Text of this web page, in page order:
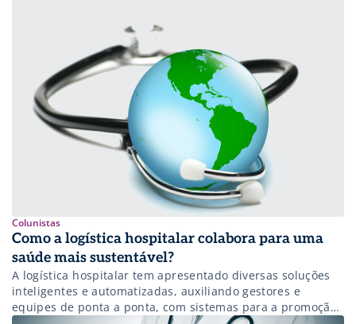
Colunistas
Como a logística hospitalar colabora para uma
saúde mais sustentável?
A logística hospitalar tem apresentado diversas soluções
inteligentes e automatizadas, auxiliando gestores e
equipes de ponta a ponta, com sistemas para a promoção